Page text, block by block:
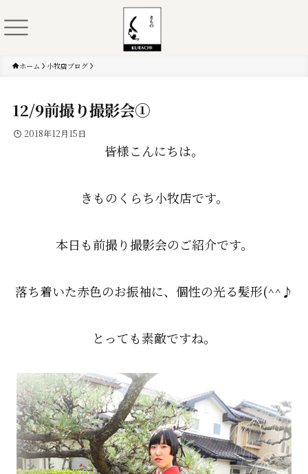
ホーム 小牧店ブログ
12/9前撮り撮影会①
2018年12月15日
皆様こんにちは。
きものくらち小牧店です。
本日も前撮り撮影会のご紹介です。
落ち着いた赤色のお振袖に、個性の光る髪形(^^♪
とっても素敵ですね。